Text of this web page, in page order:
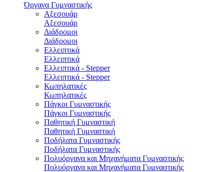
Όργανα Γυμναστικής
Αξεσουάρ
Αξεσουάρ
Διάδρομοι
Διάδρομοι
Ελλειπτικά
Ελλειπτικά
Ελλειπτικά - Stepper
Ελλειπτικά - Stepper
Κωπηλατικές
Κωπηλατικές
Πάγκοι Γυμναστικής
Πάγκοι Γυμναστικής
Παθητική Γυμναστική
Παθητική Γυμναστική
Ποδήλατα Γυμναστικής
Ποδήλατα Γυμναστικής
Πολυόργανα και Μηχανήματα Γυμναστικής
Πολυόργανα και Μηχανήματα Γυμναστικής